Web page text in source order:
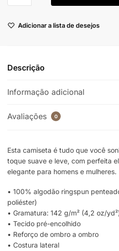
Adicionar a lista de desejos
Descrição
Informação adicional
Avaliações 0
Esta camiseta é tudo que você
toque suave e leve, com perfeita
elegante para homens e mulheres.
• 100% algodão ringspun
poliéster)
• Gramatura: 142 g/m² (4,2 oz/
• Tecido pré-encolhido
• Reforço de ombro a ombro
• Costura lateral